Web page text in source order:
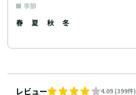
季節
春 夏 秋 冬
レビュー 4.09 (399件)